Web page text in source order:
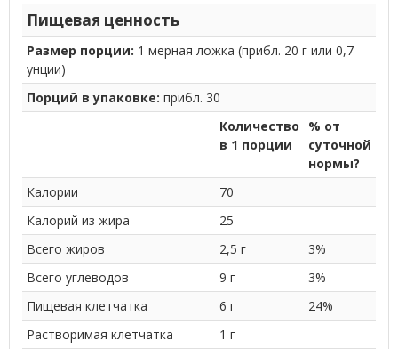
Пищевая ценность
Размер порции: 1 мерная ложка (прибл. 20 г или 0,7
унции)
Порций в упаковке: прибл. 30
Количество
в 1 порции
% от
суточной
нормы?
Калории
70
Калорий из жира
25
Всего жиров
2,5 г
3%
Всего углеводов
9 г
3%
Пищевая клетчатка
6 г
24%
Растворимая клетчатка
1 г